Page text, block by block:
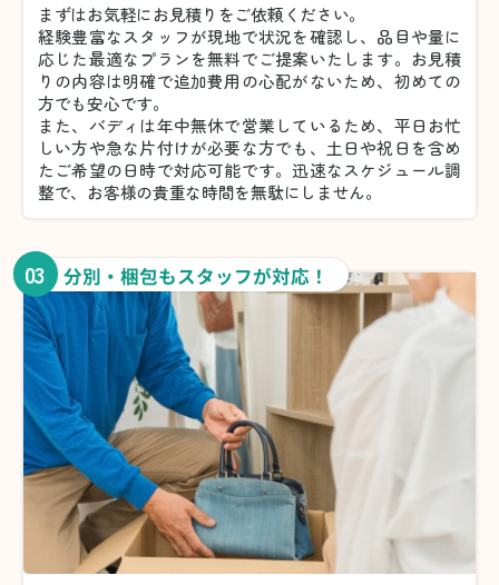
まずはお気軽にお見積りをご依頼ください。
経験豊富なスタッフが現地で状況を確認し、品目や量に
応じた最適なプランを無料でご提案いたします。お見積
りの内容は明確で追加費用の心配がないため、初めての
方でも安心です。
また、バディは年中無休で営業しているため、平日お忙
しい方や急な片付けが必要な方でも、土日や祝日を含め
たご希望の日時で対応可能です。迅速なスケジュール調
整で、お客様の貴重な時間を無駄にしません。
03 分別・梱包もスタッフが対応！